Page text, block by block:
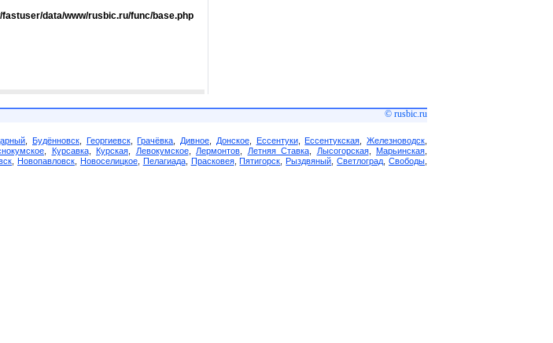
fastuser/data/www/rusbic.ru/func/base.php
© rusbic.ru
,Будённовск Георгиевск,Грачёвка Дивное Донское, Ессентуки,Ессентукская ,Железноводск
Курсавка, Курская Левокумское, Лермонтов Летняя Ставка Лысогорская, Марьинская
,Новопавловск Новоселицкое, Пелагиада, Прасковея,Пятигорск ,Рыздвяный ,Светлоград ,Свободы